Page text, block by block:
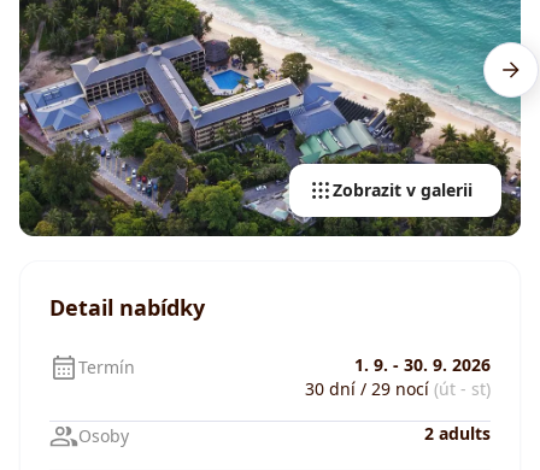
Zobrazit v galerii
Detail nabídky
Termín 1. 9. - 30. 9. 2026
30 dní / 29 nocí (út - st)
Osoby 2 adults